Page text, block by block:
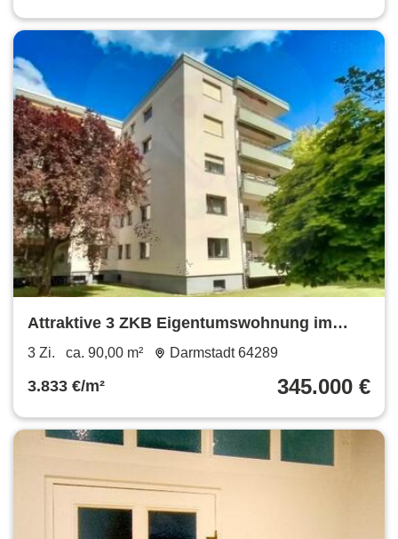
Attraktive 3 ZKB Eigentumswohnung im
begehrten Komponistenviertel
3 Zi. ca. 90,00 m² Darmstadt 64289
3.833 €/m² 345.000 €